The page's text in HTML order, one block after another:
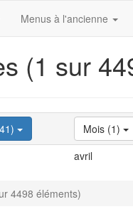
Menus à l'ancienne
(1 sur
Mois (1)
avril
4498 éléments)